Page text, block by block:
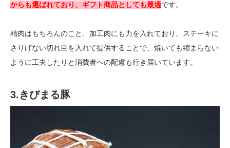
からも選ばれており、ギフト商品としても最適です。
精肉はもちろんのこと、加工肉にも力を入れており、ステーキに
さりげない切れ目を入れて提供することで、焼いても縮まらない
ように工夫したりと消費者への配慮も行き届いています。
3.きびまる豚